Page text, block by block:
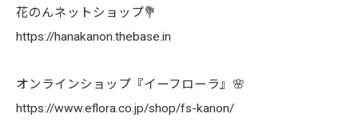
花のんネットショップ💐
https://hanakanon.thebase.in
オンラインショップ『イーフローラ』🌸
https://www.eflora.co.jp/shop/fs-kanon/